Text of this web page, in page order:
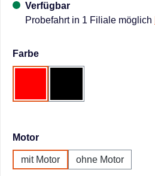
Verfügbar
Probefahrt in 1 Filiale möglich
Farbeauswählen
Motorauswählen
mit Motor ohne Motor